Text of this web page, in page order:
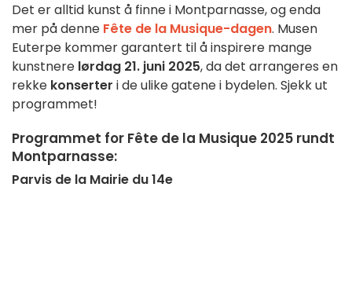
Det er alltid kunst å finne i Montparnasse, og enda
mer på denne Fête de la Musique-dagen. Musen
Euterpe kommer garantert til å inspirere mange
kunstnere lørdag 21. juni 2025, da det arrangeres en
rekke konserter i de ulike gatene i bydelen. Sjekk ut
programmet!
Programmet for Fête de la Musique 2025 rundt
Montparnasse:
Parvis de la Mairie du 14e